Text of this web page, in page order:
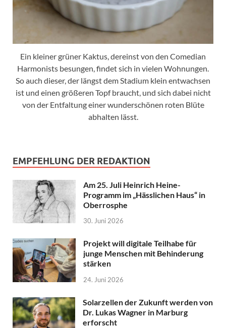
Ein kleiner grüner Kaktus, dereinst von den Comedian
Harmonists besungen, findet sich in vielen Wohnungen.
So auch dieser, der längst dem Stadium klein entwachsen
ist und einen größeren Topf braucht, und sich dabei nicht
von der Entfaltung einer wunderschönen roten Blüte
abhalten lässt.
EMPFEHLUNG DER REDAKTION
Am 25. Juli Heinrich Heine-
Programm im „Hässlichen Haus“ in
Oberrosphe
30. Juni 2026
Projekt will digitale Teilhabe für
junge Menschen mit Behinderung
stärken
24. Juni 2026
Solarzellen der Zukunft werden von
Dr. Lukas Wagner in Marburg
erforscht